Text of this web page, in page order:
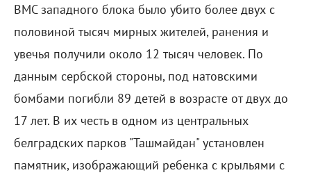
ВМС западного блока было убито более двух с
половиной тысяч мирных жителей, ранения и
увечья получили около 12 тысяч человек. По
данным сербской стороны, под натовскими
бомбами погибли 89 детей в возрасте от двух до
17 лет. В их честь в одном из центральных
белградских парков "Ташмайдан" установлен
памятник, изображающий ребенка с крыльями с